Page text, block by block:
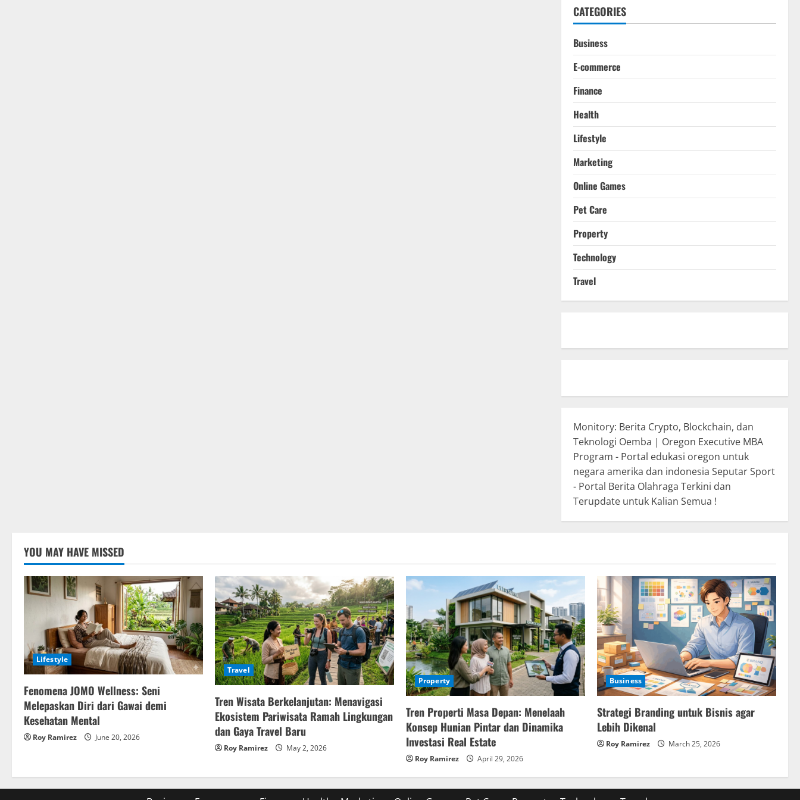
CATEGORIES
Business
E-commerce
Finance
Health
Lifestyle
Marketing
Online Games
Pet Care
Property
Technology
Travel
Monitory: Berita Crypto, Blockchain, dan
Teknologi Oemba | Oregon Executive MBA
Program - Portal edukasi oregon untuk
negara amerika dan indonesia Seputar Sport
- Portal Berita Olahraga Terkini dan
Terupdate untuk Kalian Semua !
YOU MAY HAVE MISSED
Lifestyle
Fenomena JOMO Wellness: Seni
Melepaskan Diri dari Gawai demi
Kesehatan Mental
Roy Ramirez June 20, 2026
Travel
Tren Wisata Berkelanjutan: Menavigasi
Ekosistem Pariwisata Ramah Lingkungan
dan Gaya Travel Baru
Roy Ramirez May 2, 2026
Property
Tren Properti Masa Depan: Menelaah
Konsep Hunian Pintar dan Dinamika
Investasi Real Estate
Roy Ramirez April 29, 2026
Business
Strategi Branding untuk Bisnis agar
Lebih Dikenal
Roy Ramirez March 25, 2026